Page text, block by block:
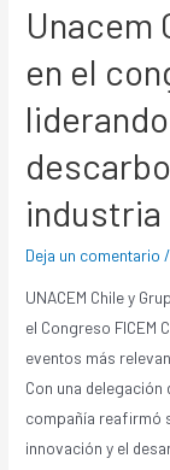
Unacem
en el
Deja un comentario /
UNACEM Chile y
el Congreso FICEM
eventos más
Con una delegación
compañía reafirmó
innovación y el